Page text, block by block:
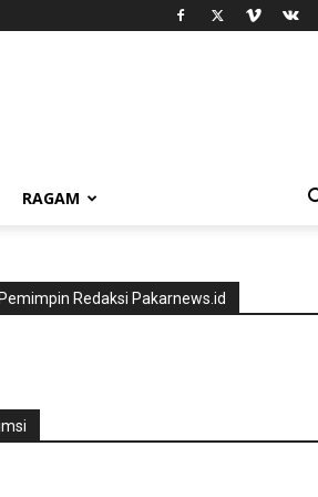
RAGAM
Pemimpin Redaksi Pakarnews.id